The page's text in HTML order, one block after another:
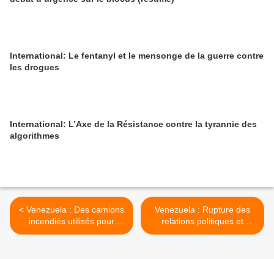
International: Le fentanyl et le mensonge de la guerre contre
les drogues
International: L’Axe de la Résistance contre la tyrannie des
algorithmes
< Venezuela : Des camions
incendiés utilisés pour
justifier une intervention
Venezuela : Rupture des
relations politiques et
diplomatiques avec la